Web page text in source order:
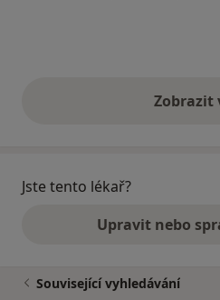
Zobrazit
Jste tento lékař?
Upravit nebo
Související vyhledávání